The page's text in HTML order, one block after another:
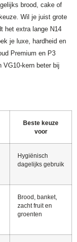
brood, cake of
Wil je juist grote
het extra lange N14
je luxe, hardheid en
Premium en P3
VG10-kern beter bij
Beste keuze
voor
Hygiënisch
dagelijks gebruik
Brood, banket,
zacht fruit en
groenten